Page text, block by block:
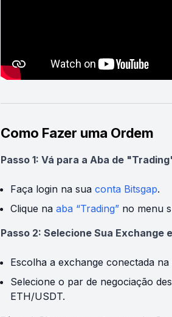
Como Fazer uma Ordem
Passo 1: Vá para a Aba de
Faça login na sua conta Bitsgap.
Clique na aba “Trading” no menu
Passo 2: Selecione Sua Exchange
Escolha a exchange conectada na
Selecione o par de negociação
ETH/USDT.